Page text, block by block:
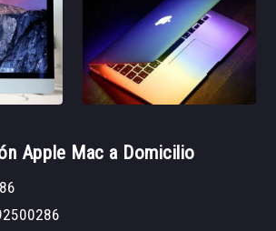
Apple Mac a Domicilio